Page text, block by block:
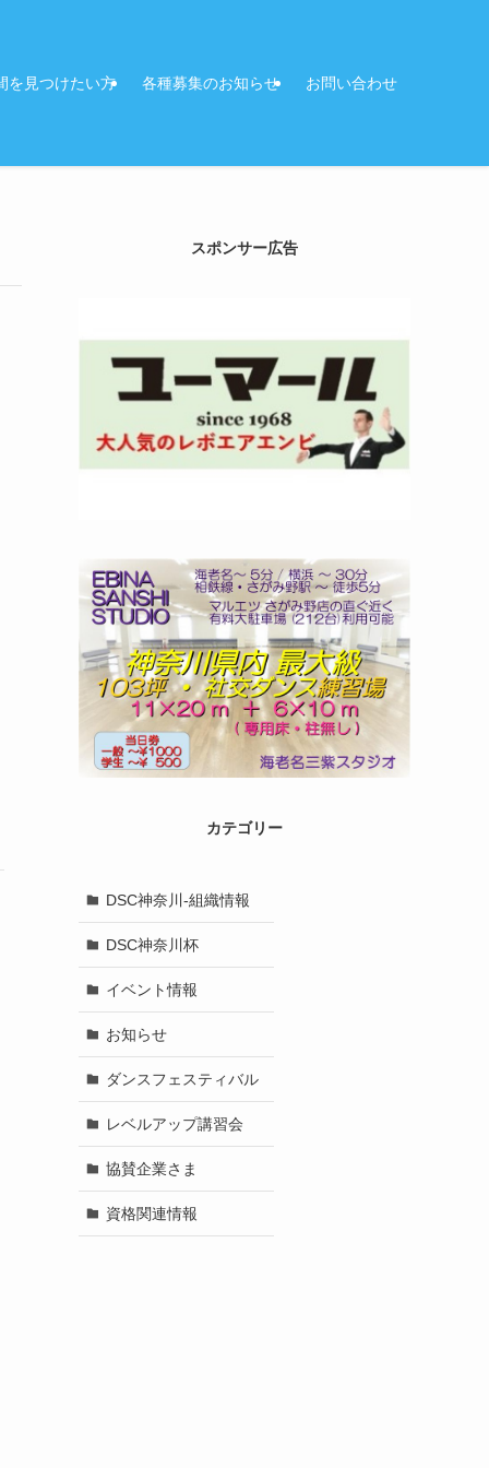
を見つけたい方 各種募集のお知らせ お問い合わせ
スポンサー広告
カテゴリー
DSC神奈川-組織情報
DSC神奈川杯
イベント情報
お知らせ
ダンスフェスティバル
レベルアップ講習会
協賛企業さま
資格関連情報